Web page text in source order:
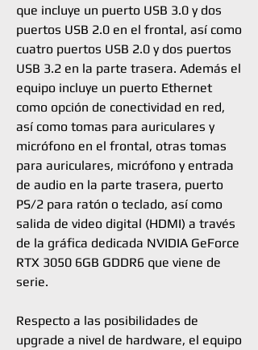
que incluye un puerto USB 3.0 y dos
puertos USB 2.0 en el frontal, así como
cuatro puertos USB 2.0 y dos puertos
USB 3.2 en la parte trasera. Además el
equipo incluye un puerto Ethernet
como opción de conectividad en red,
así como tomas para auriculares y
micrófono en el frontal, otras tomas
para auriculares, micrófono y entrada
de audio en la parte trasera, puerto
PS/2 para ratón o teclado, así como
salida de video digital (HDMI) a través
de la gráfica dedicada NVIDIA GeForce
RTX 3050 6GB GDDR6 que viene de
serie.
Respecto a las posibilidades de
upgrade a nivel de hardware, el equipo